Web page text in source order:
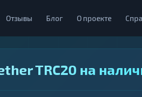
Отзывы Блог О проекте
TRC20 на